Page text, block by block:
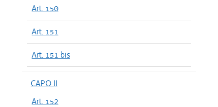
Art. 150
Art. 151
Art. 151 bis
CAPO II
Art. 152